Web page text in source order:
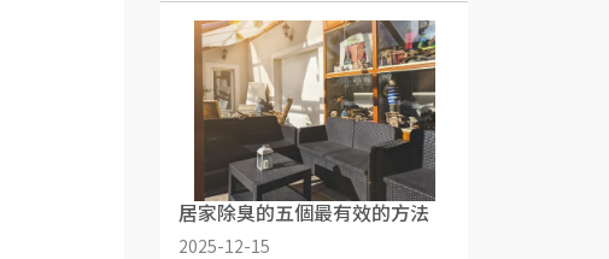
居家除臭的五個最有效的方法
2025-12-15